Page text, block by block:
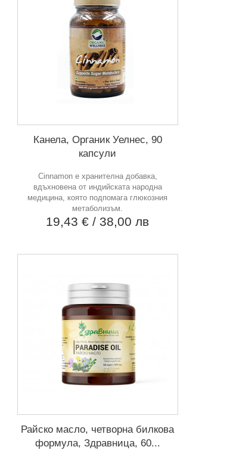
Канела, Органик Уелнес, 90
капсули
Cinnamon е хранителна добавка,
вдъхновена от индийската народна
медицина, която подпомага глюкозния
метаболизъм.
19,43 €/ 38,00 лв
Райско масло, четворна билкова
формула, Здравница, 60...